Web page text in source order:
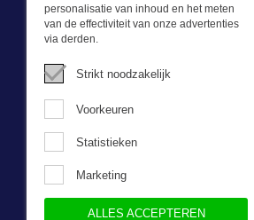
Deze webshop is
bedrijfskleding aan grote
winkel/showroom in
bedrijfskleding tegen
voorraadhoudend,
onze eigen ontwerpster. Neem
Nieuwsbrief
personalisatie van inhoud en het meten
van de effectiviteit van onze advertenties
via derden.
Strikt noodzakelijk
Voorkeuren
Statistieken
Marketing
ALLES ACCEPTEREN